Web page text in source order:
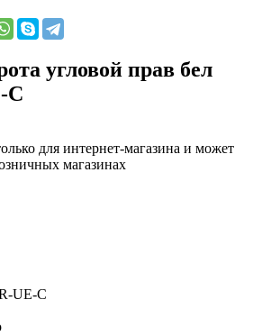
угловой прав бел
C
для интернет-магазина и может
магазинах
UE-C